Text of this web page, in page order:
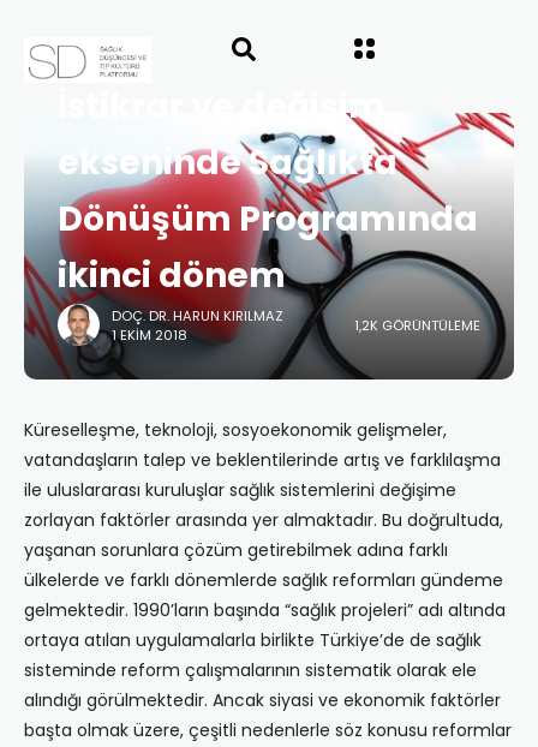
ANASAYFA ”SAĞLIK POLITIKALARINDA İSTIKRAR”
İstikrar ve değişim
ekseninde Sağlıkta
Dönüşüm Programında
ikinci dönem
DOÇ. DR. HARUN KIRILMAZ
1 EKIM 2018
1,2K GÖRÜNTÜLEME
Küreselleşme, teknoloji, sosyoekonomik gelişmeler,
vatandaşların talep ve beklentilerinde artış ve farklılaşma
ile uluslararası kuruluşlar sağlık sistemlerini değişime
zorlayan faktörler arasında yer almaktadır. Bu doğrultuda,
yaşanan sorunlara çözüm getirebilmek adına farklı
ülkelerde ve farklı dönemlerde sağlık reformları gündeme
gelmektedir. 1990’ların başında “sağlık projeleri” adı altında
ortaya atılan uygulamalarla birlikte Türkiye’de de sağlık
sisteminde reform çalışmalarının sistematik olarak ele
alındığı görülmektedir. Ancak siyasi ve ekonomik faktörler
başta olmak üzere, çeşitli nedenlerle söz konusu reformlar